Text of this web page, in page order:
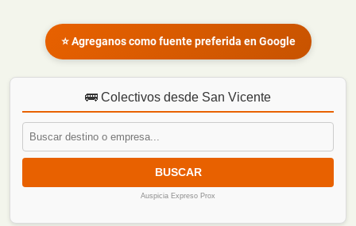
⭐ Agreganos como fuente preferida en Google
🚌 Colectivos desde San Vicente
BUSCAR
Auspicia Expreso Prox